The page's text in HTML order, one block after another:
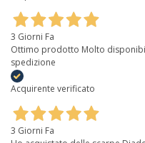
3 Giorni Fa
Ottimo prodotto Molto
spedizione
Acquirente verificato
3 Giorni Fa